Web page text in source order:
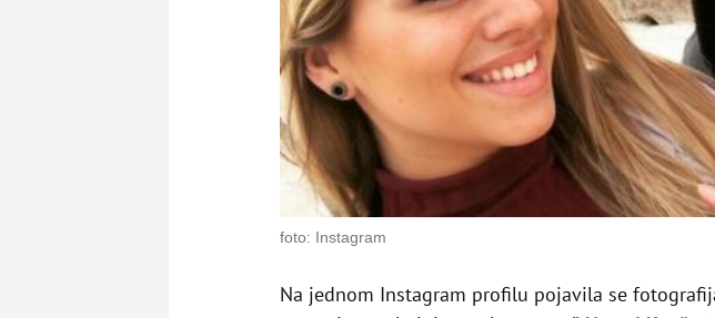
foto: Instagram
Na jednom Instagram profilu pojavila se